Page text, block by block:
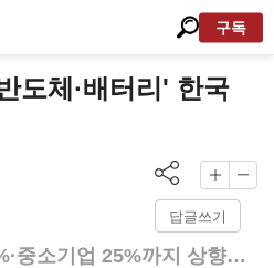
구독
도체·배터리' 한국
답글쓰기
중소기업 25%까지 상향…